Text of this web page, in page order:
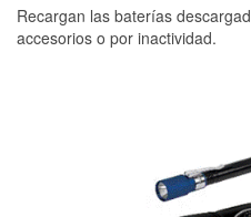
Recargan las baterías
accesorios o por inactividad.